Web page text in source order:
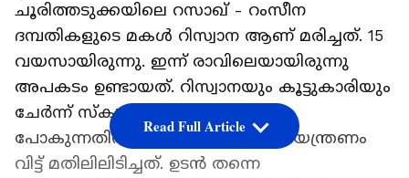
ചൂരിത്തടുക്കയിലെ റസാഖ് - റംസീന
ദമ്പതികളുടെ മകള്‍ റിസ്വാന ആണ് മരിച്ചത്. 15
വയസായിരുന്നു. ഇന്ന് രാവിലെയായിരുന്നു
അപകടം ഉണ്ടായത്. റിസ്വാനയും കൂട്ടുകാരിയും
ചേര്‍ന്ന് സ്‌കൂട്ടറില്‍ ട്യൂഷന്
പോകുന്നതിനിടെയാണ് വാഹനം നിയന്ത്രണം
വിട്ട് മതിലിലിടിച്ചത്. ഉടന്‍ തന്നെ
Read Full Article